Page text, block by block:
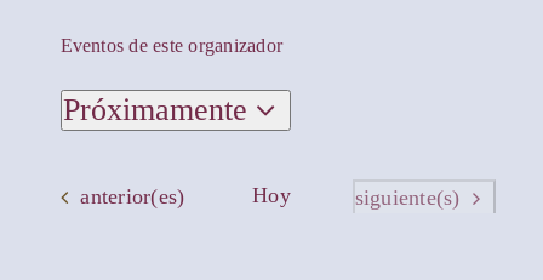
Eventos de este organizador
Próximamente
Eventos
anterior(es) Hoy Eventos
siguiente(s)